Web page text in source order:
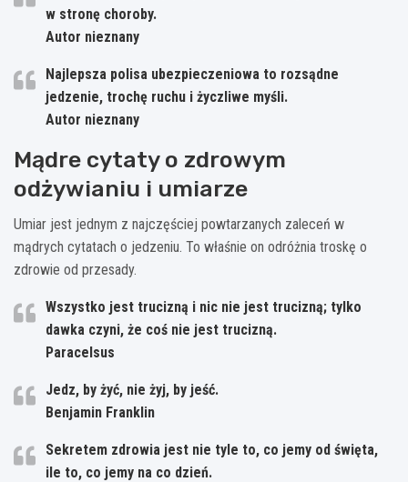
w stronę choroby.
Autor nieznany
Najlepsza polisa ubezpieczeniowa to rozsądne
jedzenie, trochę ruchu i życzliwe myśli.
Autor nieznany
Mądre cytaty o zdrowym
odżywianiu i umiarze
Umiar jest jednym z najczęściej powtarzanych zaleceń w
mądrych cytatach o jedzeniu. To właśnie on odróżnia troskę o
zdrowie od przesady.
Wszystko jest trucizną i nic nie jest trucizną; tylko
dawka czyni, że coś nie jest trucizną.
Paracelsus
Jedz, by żyć, nie żyj, by jeść.
Benjamin Franklin
Sekretem zdrowia jest nie tyle to, co jemy od święta,
ile to, co jemy na co dzień.